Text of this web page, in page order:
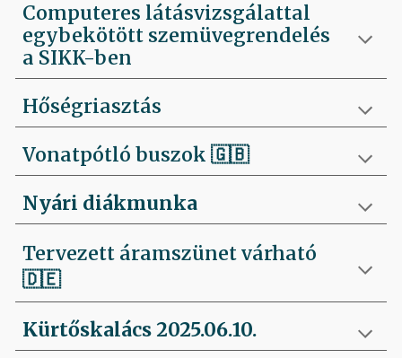
Computeres látásvizsgálattal
egybekötött szemüvegrendelés
a SIKK-ben
Hőségriasztás
Vonatpótló buszok 🇬🇧
Nyári diákmunka
Tervezett áramszünet várható
🇩🇪
Kürtőskalács 2025.06.10.